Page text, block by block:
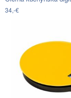
34,-€